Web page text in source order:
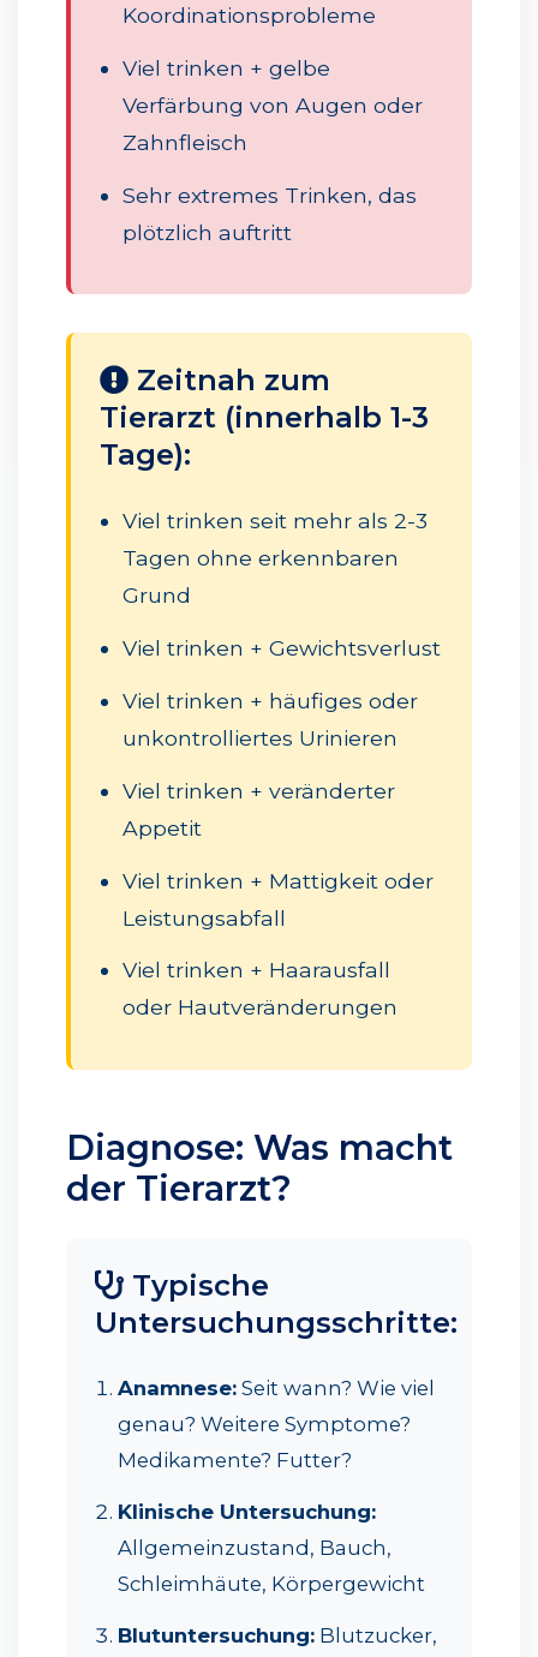
Koordinationsprobleme
Viel trinken + gelbe
Verfärbung von Augen oder
Zahnfleisch
Sehr extremes Trinken, das
plötzlich auftritt
Zeitnah zum
Tierarzt (innerhalb 1-3
Tage):
Viel trinken seit mehr als 2-3
Tagen ohne erkennbaren
Grund
Viel trinken + Gewichtsverlust
Viel trinken + häufiges oder
unkontrolliertes Urinieren
Viel trinken + veränderter
Appetit
Viel trinken + Mattigkeit oder
Leistungsabfall
Viel trinken + Haarausfall
oder Hautveränderungen
Diagnose: Was macht
der Tierarzt?
Typische
Untersuchungsschritte:
Anamnese: Seit wann? Wie viel
genau? Weitere Symptome?
Medikamente? Futter?
Klinische Untersuchung:
Allgemeinzustand, Bauch,
Schleimhäute, Körpergewicht
Blutuntersuchung: Blutzucker,